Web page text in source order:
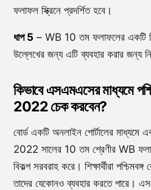
ফলাফল স্ক্রিনে প্রদর্শিত হবে।
ধাপ 5 – WB 10 তম ফলাফলের একটি
উল্লেখের জন্য এটি ব্যবহার করার জন্য
কিভাবে এসএমএসের মাধ্যমে
2022 চেক করবেন?
বোর্ড একটি অনলাইন পোর্টালের মাধ্যমে
2022 সালের 10 তম শ্রেণীর WB
বিকল্প সরবরাহ করে। শিক্ষার্থীরা
তাদের যেকোনও ব্যবহার করতে পারে।